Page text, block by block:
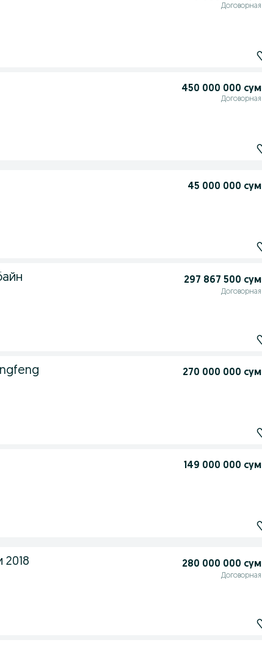
Договорная
450 000 000 сум
Договорная
45 000 000 сум
297 867 500 сум
Договорная
270 000 000 сум
149 000 000 сум
2018
280 000 000 сум
Договорная